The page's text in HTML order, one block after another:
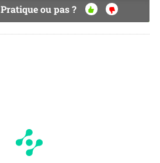
Pratique ou pas ?
OU
I
NO